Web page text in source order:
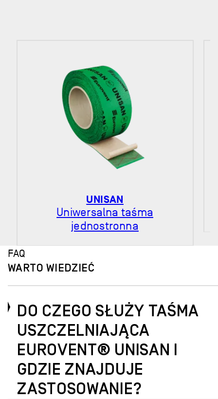
UNISAN
Uniwersalna taśma
jednostronna
FAQ
WARTO WIEDZIEĆ
DO CZEGO SŁUŻY TAŚMA
USZCZELNIAJĄCA
EUROVENT® UNISAN I
GDZIE ZNAJDUJE
ZASTOSOWANIE?